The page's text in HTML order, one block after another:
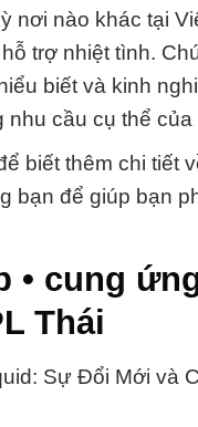
nơi nào khác tại
trợ nhiệt tình.
biết và kinh
cầu cụ thể của
biết thêm chi tiết
bạn để giúp bạn
cung
Thái
Sự Đổi Mới và